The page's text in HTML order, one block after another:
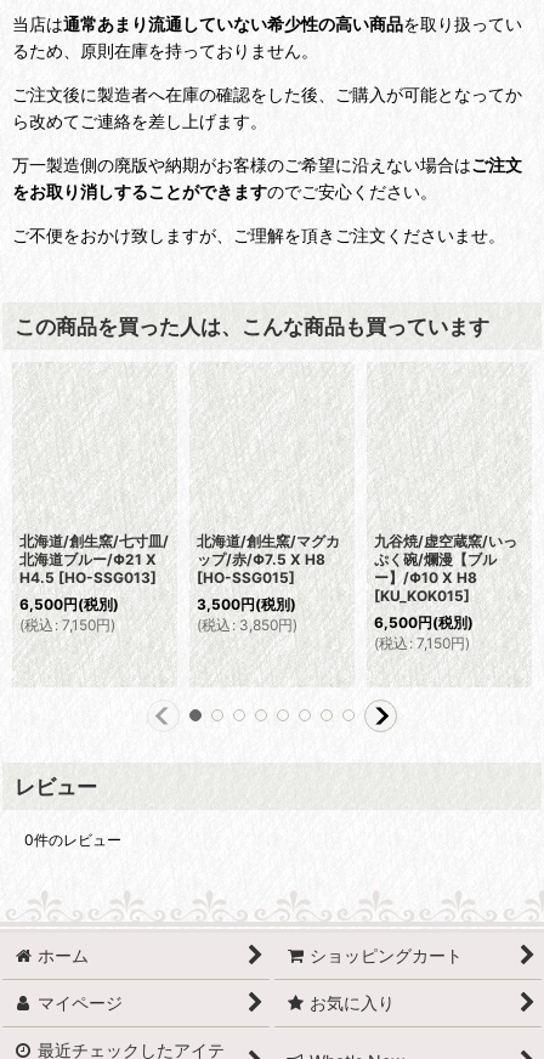
当店は通常あまり流通していない希少性の高い商品を取り扱ってい
るため、原則在庫を持っておりません。
ご注文後に製造者へ在庫の確認をした後、ご購入が可能となってか
ら改めてご連絡を差し上げます。
万一製造側の廃版や納期がお客様のご希望に沿えない場合はご注文
をお取り消しすることができますのでご安心ください。
ご不便をおかけ致しますが、ご理解を頂きご注文くださいませ。
この商品を買った人は、こんな商品も買っています
北海道/創生窯/七寸皿/
北海道ブルー/Φ21 X
H4.5 [HO-SSG013]
6,500円(税別)
(税込 : 7,150円)
北海道/創生窯/マグカ
ップ/赤/Φ7.5 X H8
[HO-SSG015]
3,500円(税別)
(税込 : 3,850円)
九谷焼/虚空蔵窯/いっ
ぷく碗/爛漫【ブル
ー】/Φ10 X H8
[KU_KOK015]
6,500円(税別)
(税込: 7,150円)
レビュー
0件のレビュー
ホーム ショッピングカート
マイページ お気に入り
最近チェックしたアイテ